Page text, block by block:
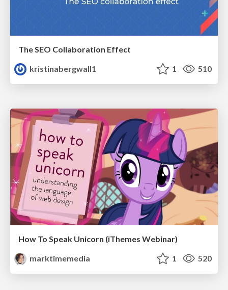
The SEO Collaboration Effect
kristinabergwall1
1 510
How To Speak Unicorn (iThemes Webinar)
marktimemedia
1 520